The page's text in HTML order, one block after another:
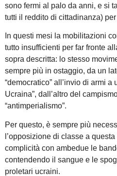
sono fermi al palo da anni, e si
tutti il reddito di cittadinanza)
In questi mesi la mobilitazioni
tutto insufficienti per far fronte
sopra descritta: lo stesso
sempre più in ostaggio, da un
“democratico” all’invio di armi a
Ucraina”, dall’altro del
“antimperialismo”.
Per questo, è sempre più
l’opposizione di classe a
complicità con ambedue le
contendendo il sangue e le
proletari ucraini.